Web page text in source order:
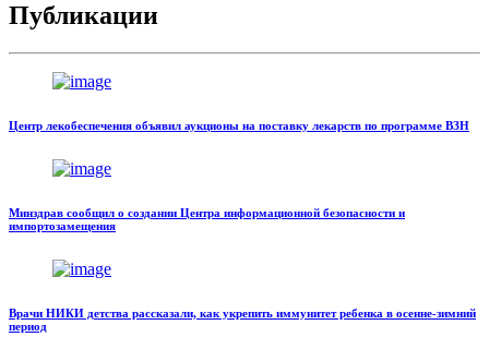
Публикации
Центр лекобеспечения объявил аукционы на поставку лекарств по программе ВЗН
Минздрав сообщил о создании Центра информационной безопасности и
импортозамещения
Врачи НИКИ детства рассказали, как укрепить иммунитет ребенка в осенне-зимний
период